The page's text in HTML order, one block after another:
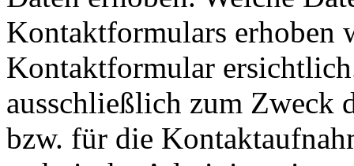
Kontaktformulars erhoben
Kontaktformular
ausschließlich zum Zweck
bzw. für die